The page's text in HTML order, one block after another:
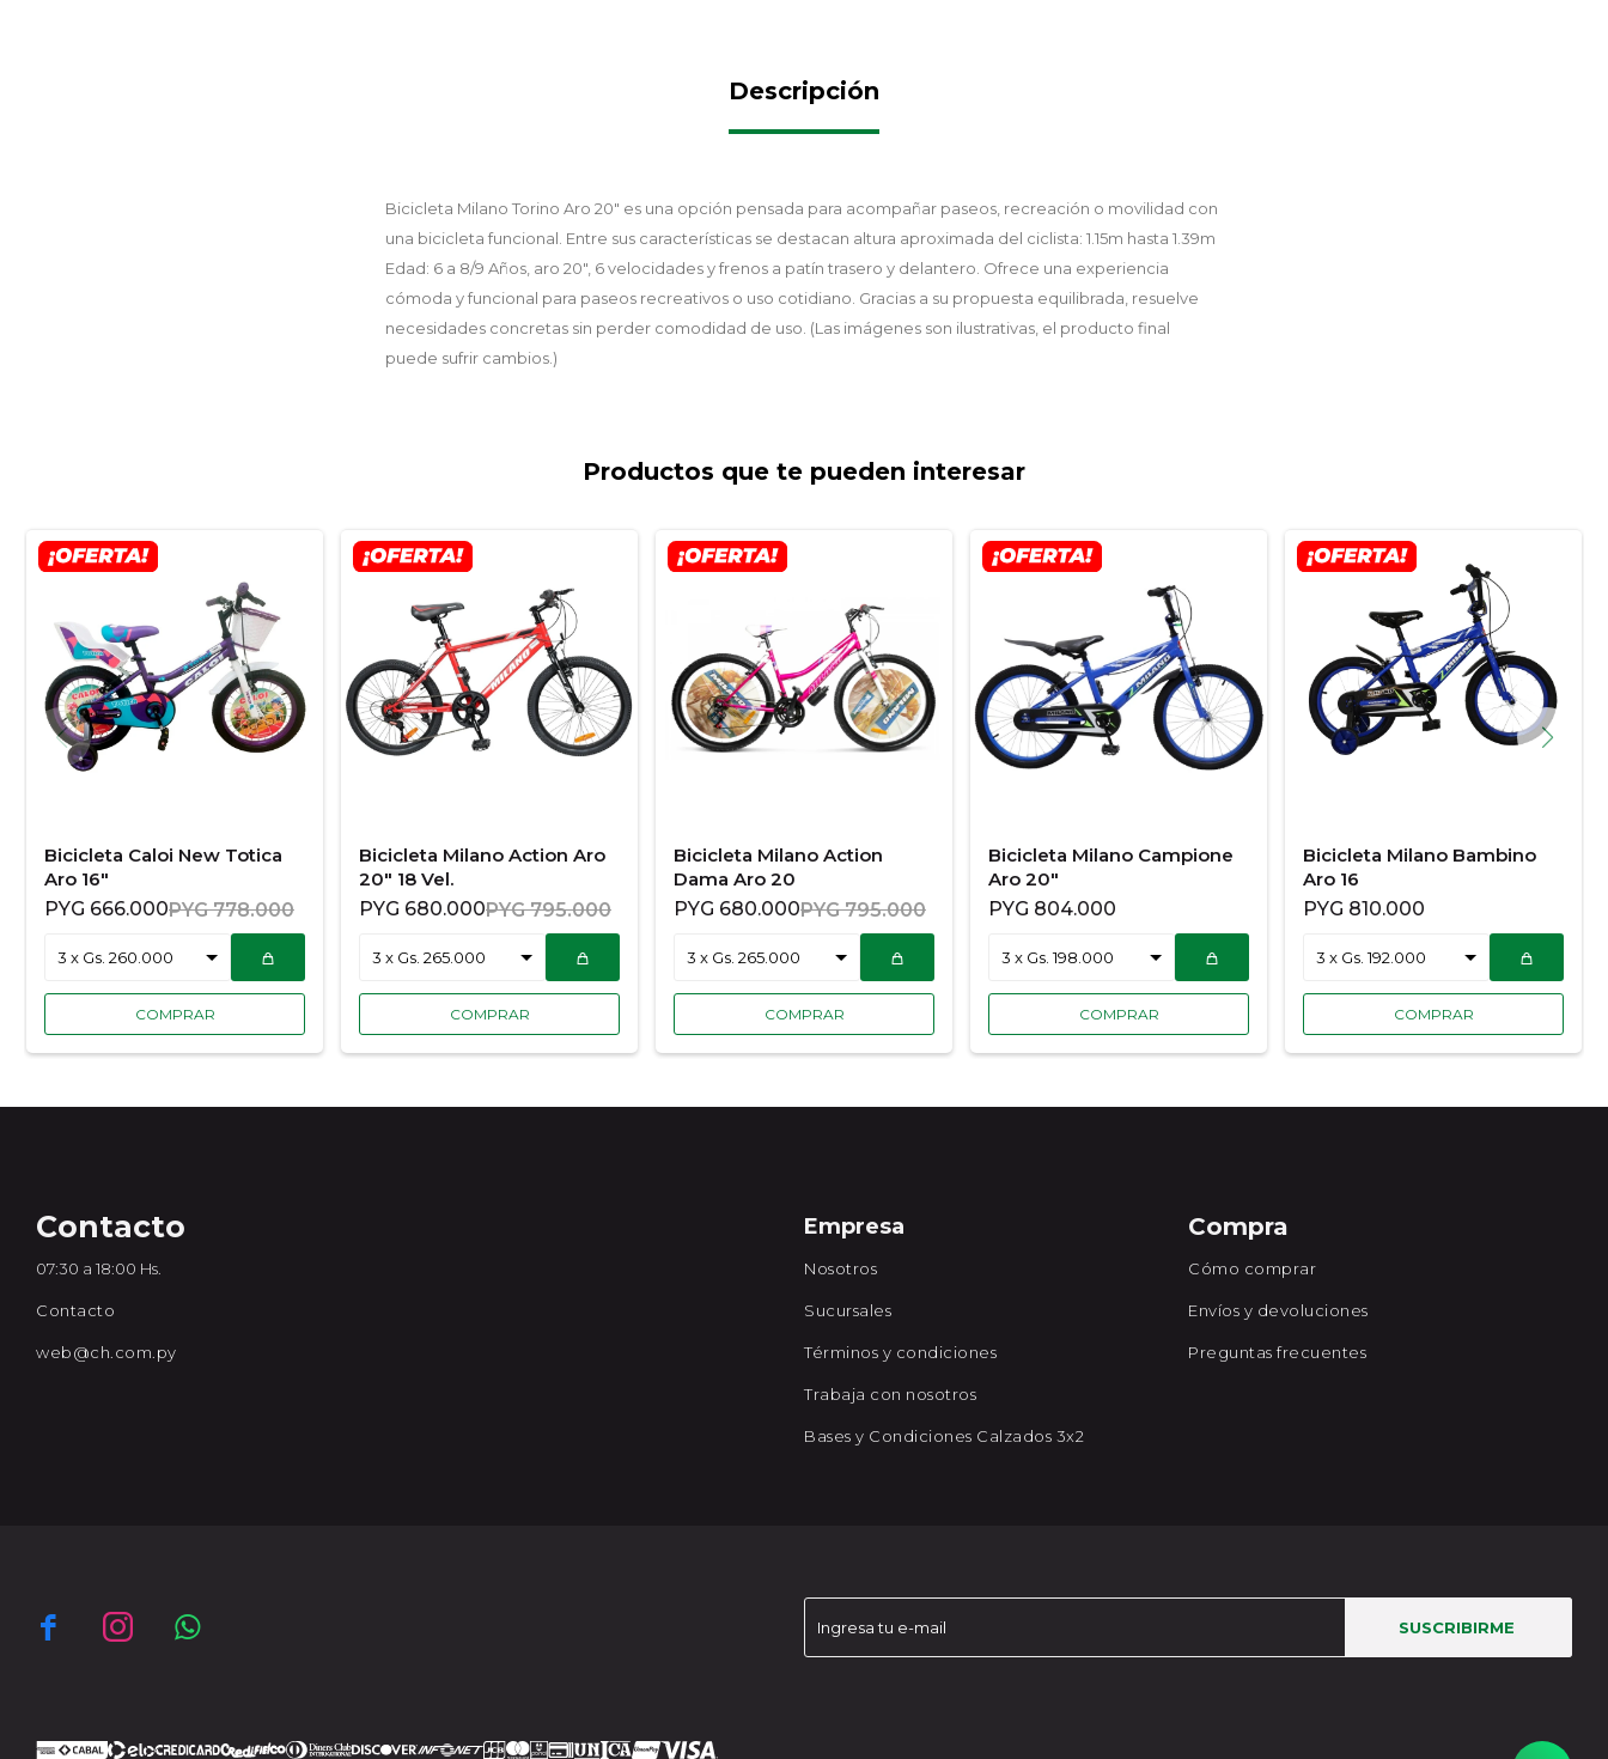
Descripción
Bicicleta Milano Torino Aro 20" es una opción pensada para acompañar paseos, recreación o movilidad con
una bicicleta funcional. Entre sus características se destacan altura aproximada del ciclista: 1.15m hasta 1.39m
Edad: 6 a 8/9 Años, aro 20", 6 velocidades y frenos a patín trasero y delantero. Ofrece una experiencia
cómoda y funcional para paseos recreativos o uso cotidiano. Gracias a su propuesta equilibrada, resuelve
necesidades concretas sin perder comodidad de uso. (Las imágenes son ilustrativas, el producto final
puede sufrir cambios.)
Productos que te pueden interesar
Bicicleta Caloi New Totica
Aro 16"
PYG 666.000PYG 778.000
Bicicleta Milano Action Aro
20" 18 Vel.
PYG 680.000PYG 795.000
Bicicleta Milano Action
Dama Aro 20
PYG 680.000PYG 795.000
Bicicleta Milano Campione
Aro 20"
PYG 804.000
Bicicleta Milano Bambino
Aro 16
PYG 810.000
   SUSCRIBIRME
Contacto
07:30 a 18:00 Hs.
Contacto
web@ch.com.py
Empresa
Nosotros
Sucursales
Términos y condiciones
Trabaja con nosotros
Bases y Condiciones Calzados 3x2
Compra
Cómo comprar
Envíos y devoluciones
Preguntas frecuentes